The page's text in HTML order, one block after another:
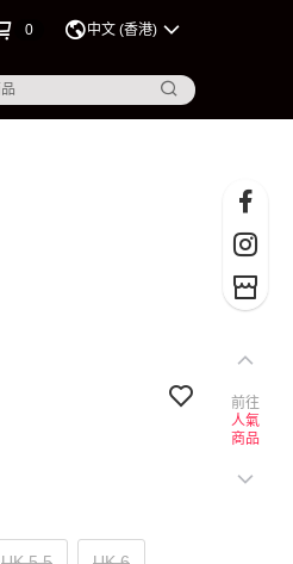
0 中文 (香港)
前往
人氣
商品